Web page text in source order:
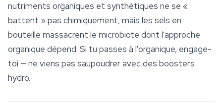
nutriments organiques et synthétiques ne se «
battent » pas chimiquement, mais les sels en
bouteille massacrent le microbiote dont l'approche
organique dépend. Si tu passes à l'organique, engage-
toi — ne viens pas saupoudrer avec des boosters
hydro.